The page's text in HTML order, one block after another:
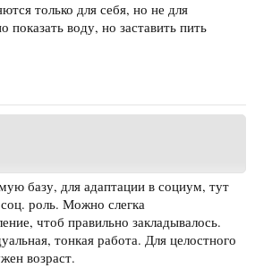
только для себя, но не для
воду, но заставить пить
базу, для адаптации в социум, тут
роль. Можно слегка
чтоб правильно закладывалось.
тонкая работа. Для целостного
возраст.